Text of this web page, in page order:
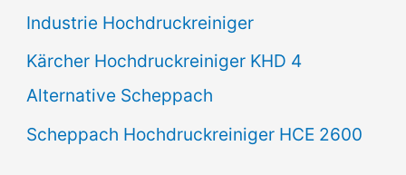
Industrie Hochdruckreiniger
Kärcher Hochdruckreiniger KHD 4
Alternative Scheppach
Scheppach Hochdruckreiniger HCE 2600